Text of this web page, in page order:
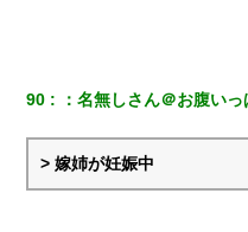
90 ：名無しさん＠お腹いっ
> 嫁姉が妊娠中